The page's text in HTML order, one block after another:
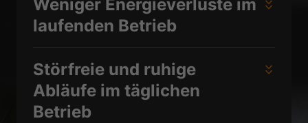
Weniger Energieverluste im
laufenden Betrieb
Störfreie und ruhige
Abläufe im täglichen
Betrieb
Datenschutzerklärung Impressum